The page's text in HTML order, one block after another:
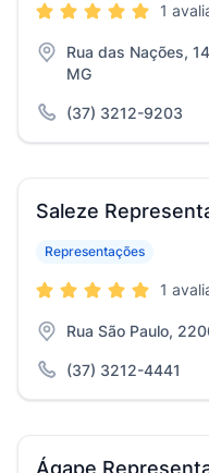
1
Rua das Nações,
MG
(37) 3212-9203
Saleze
Representações
1
Rua São Paulo,
(37) 3212-4441
Ágape